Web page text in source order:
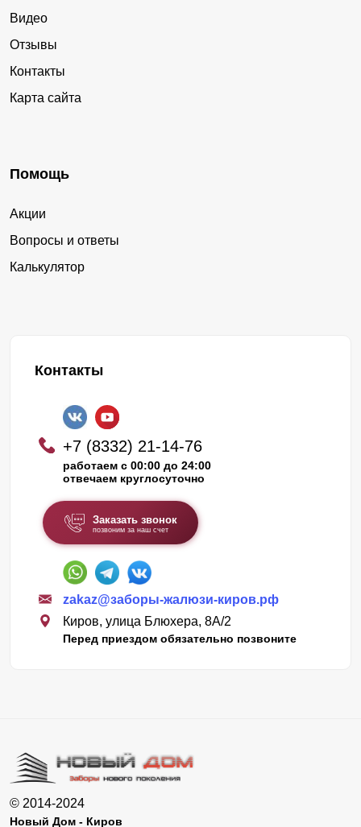
Видео
Отзывы
Контакты
Карта сайта
Помощь
Акции
Вопросы и ответы
Калькулятор
Контакты
+7 (8332) 21-14-76
работаем с 00:00 до 24:00
отвечаем круглосуточно
Заказать звонок
позвоним за наш счет
zakaz@заборы-жалюзи-киров.рф
Киров, улица Блюхера, 8А/2
Перед приездом обязательно позвоните
© 2014-2024
Новый Дом - Киров